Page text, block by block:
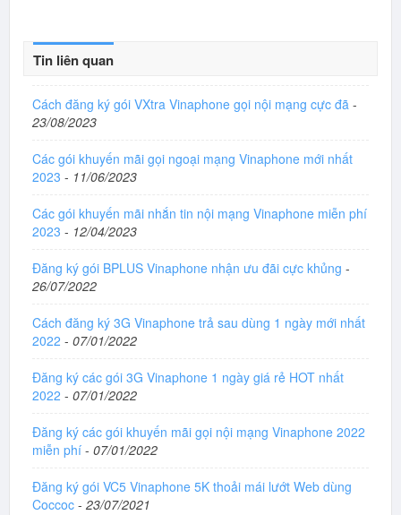
Tin liên quan
Cách đăng ký gói VXtra Vinaphone gọi nội mạng cực đã -
23/08/2023
Các gói khuyến mãi gọi ngoại mạng Vinaphone mới nhất
2023 - 11/06/2023
Các gói khuyến mãi nhắn tin nội mạng Vinaphone miễn phí
2023 - 12/04/2023
Đăng ký gói BPLUS Vinaphone nhận ưu đãi cực khủng -
26/07/2022
Cách đăng ký 3G Vinaphone trả sau dùng 1 ngày mới nhất
2022 - 07/01/2022
Đăng ký các gói 3G Vinaphone 1 ngày giá rẻ HOT nhất
2022 - 07/01/2022
Đăng ký các gói khuyến mãi gọi nội mạng Vinaphone 2022
miễn phí - 07/01/2022
Đăng ký gói VC5 Vinaphone 5K thoải mái lướt Web dùng
Coccoc - 23/07/2021